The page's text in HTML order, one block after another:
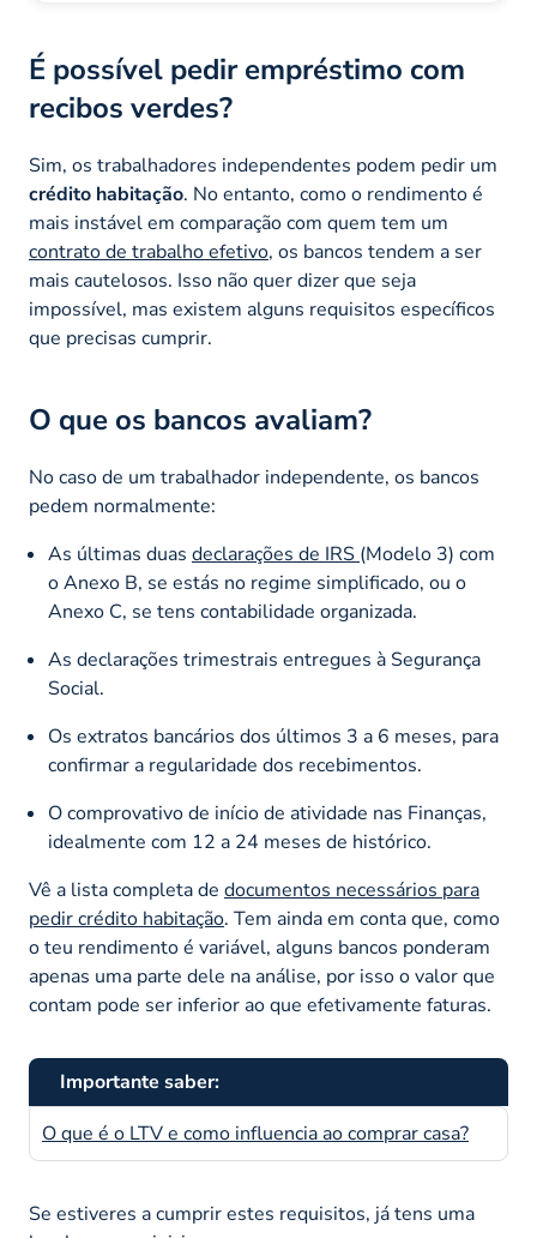
É possível pedir empréstimo com
recibos verdes?
Sim, os trabalhadores independentes podem pedir um
crédito habitação. No entanto, como o rendimento é
mais instável em comparação com quem tem um
contrato de trabalho efetivo, os bancos tendem a ser
mais cautelosos. Isso não quer dizer que seja
impossível, mas existem alguns requisitos específicos
que precisas cumprir.
O que os bancos avaliam?
No caso de um trabalhador independente, os bancos
pedem normalmente:
As últimas duas declarações de IRS (Modelo 3) com
o Anexo B, se estás no regime simplificado, ou o
Anexo C, se tens contabilidade organizada.
As declarações trimestrais entregues à Segurança
Social.
Os extratos bancários dos últimos 3 a 6 meses, para
confirmar a regularidade dos recebimentos.
O comprovativo de início de atividade nas Finanças,
idealmente com 12 a 24 meses de histórico.
Vê a lista completa de documentos necessários para
pedir crédito habitação. Tem ainda em conta que, como
o teu rendimento é variável, alguns bancos ponderam
apenas uma parte dele na análise, por isso o valor que
contam pode ser inferior ao que efetivamente faturas.
Importante saber:
O que é o LTV e como influencia ao comprar casa?
Se estiveres a cumprir estes requisitos, já tens uma